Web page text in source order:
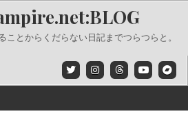
ことからくだらない日記までつらつらと。